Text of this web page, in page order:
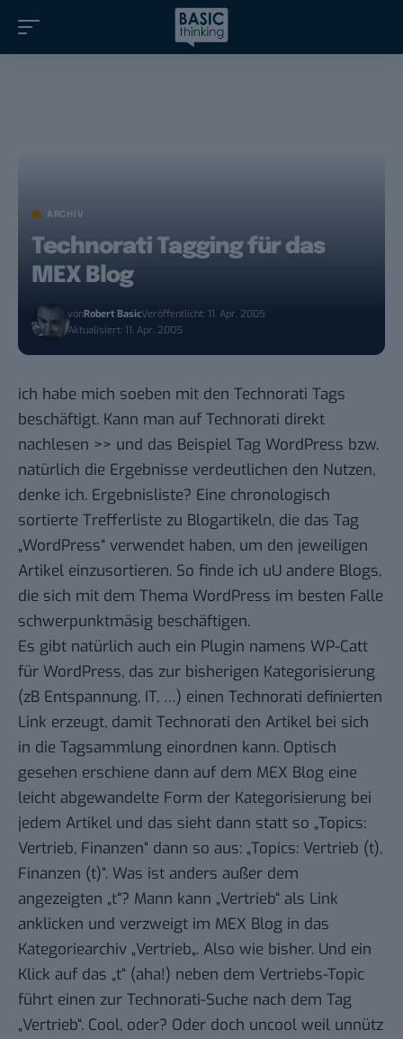
ARCHIV
Technorati Tagging für das
MEX Blog
vonRobert BasicVeröffentlicht: 11. Apr. 2005
Aktualisiert: 11. Apr. 2005
ich habe mich soeben mit den Technorati Tags
beschäftigt. Kann man auf Technorati direkt
nachlesen >> und das Beispiel Tag WordPress bzw.
natürlich die Ergebnisse verdeutlichen den Nutzen,
denke ich. Ergebnisliste? Eine chronologisch
sortierte Trefferliste zu Blogartikeln, die das Tag
„WordPress“ verwendet haben, um den jeweiligen
Artikel einzusortieren. So finde ich uU andere Blogs,
die sich mit dem Thema WordPress im besten Falle
schwerpunktmäsig beschäftigen.
Es gibt natürlich auch ein Plugin namens WP-Catt
für WordPress, das zur bisherigen Kategorisierung
(zB Entspannung, IT, …) einen Technorati definierten
Link erzeugt, damit Technorati den Artikel bei sich
in die Tagsammlung einordnen kann. Optisch
gesehen erschiene dann auf dem MEX Blog eine
leicht abgewandelte Form der Kategorisierung bei
jedem Artikel und das sieht dann statt so „Topics:
Vertrieb, Finanzen“ dann so aus: „Topics: Vertrieb (t),
Finanzen (t)“. Was ist anders außer dem
angezeigten „t“? Mann kann „Vertrieb“ als Link
anklicken und verzweigt im MEX Blog in das
Kategoriearchiv „Vertrieb„. Also wie bisher. Und ein
Klick auf das „t“ (aha!) neben dem Vertriebs-Topic
führt einen zur Technorati-Suche nach dem Tag
„Vertrieb“. Cool, oder? Oder doch uncool weil unnütz